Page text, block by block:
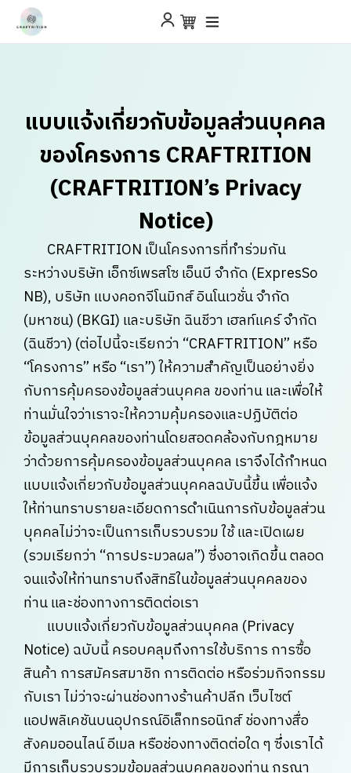
แบบแจ้งเกี่ยวกับข้อมูลส่วนบุคคล
ของโครงการ CRAFTRITION
(CRAFTRITION’s Privacy
Notice)
CRAFTRITION เป็นโครงการที่ทำร่วมกัน
ระหว่างบริษัท เอ็กซ์เพรสโซ เอ็นบี จำกัด (ExpresSo
NB), บริษัท แบงคอกจีโนมิกส์ อินโนเวชั่น จำกัด
(มหาชน) (BKGI) และบริษัท ฉินชีวา เฮลท์แคร์ จำกัด
(ฉินชีวา) (ต่อไปนี้จะเรียกว่า “CRAFTRITION” หรือ
“โครงการ” หรือ “เรา”) ให้ความสำคัญเป็นอย่างยิ่ง
กับการคุ้มครองข้อมูลส่วนบุคคล ของท่าน และเพื่อให้
ท่านมั่นใจว่าเราจะให้ความคุ้มครองและปฏิบัติต่อ
ข้อมูลส่วนบุคคลของท่านโดยสอดคล้องกับกฎหมาย
ว่าด้วยการคุ้มครองข้อมูลส่วนบุคคล เราจึงได้กำหนด
แบบแจ้งเกี่ยวกับข้อมูลส่วนบุคคลฉบับนี้ขึ้น เพื่อแจ้ง
ให้ท่านทราบรายละเอียดการดำเนินการกับข้อมูลส่วน
บุคคลไม่ว่าจะเป็นการเก็บรวบรวม ใช้ และเปิดเผย
(รวมเรียกว่า “การประมวลผล”) ซึ่งอาจเกิดขึ้น ตลอด
จนแจ้งให้ท่านทราบถึงสิทธิในข้อมูลส่วนบุคคลของ
ท่าน และช่องทางการติดต่อเรา
แบบแจ้งเกี่ยวกับข้อมูลส่วนบุคคล (Privacy
Notice) ฉบับนี้ ครอบคลุมถึงการใช้บริการ การซื้อ
สินค้า การสมัครสมาชิก การติดต่อ หรือร่วมกิจกรรม
กับเรา ไม่ว่าจะผ่านช่องทางร้านค้าปลีก เว็บไซต์
แอปพลิเคชันบนอุปกรณ์อิเล็กทรอนิกส์ ช่องทางสื่อ
สังคมออนไลน์ อีเมล หรือช่องทางติดต่อใด ๆ ซึ่งเราได้
มีการเก็บรวบรวมข้อมูลส่วนบุคคลของท่าน กรุณา